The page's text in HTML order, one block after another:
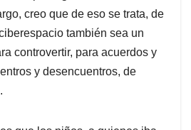
creo que de eso se trata, de
también sea un
controvertir, para acuerdos y
y desencuentros, de